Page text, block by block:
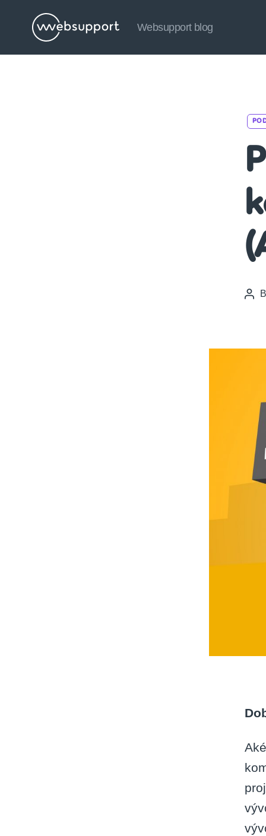
Websupport
Websupport blog